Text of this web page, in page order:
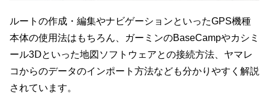
ルートの作成・編集やナビゲーションといったGPS機種
本体の使用法はもちろん、ガーミンのBaseCampやカシミ
ール3Ⅾといった地図ソフトウェアとの接続方法、ヤマレ
コからのデータのインポート方法なども分かりやすく解説
されています。